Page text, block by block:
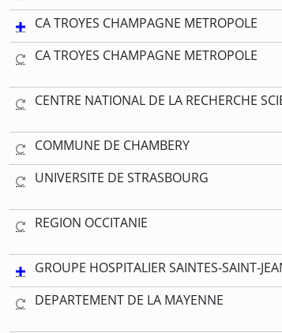
CA TROYES CHAMPAGNE METROPOLE
CA TROYES CHAMPAGNE METROPOLE
CENTRE NATIONAL DE LA RECHERCHE
COMMUNE DE CHAMBERY
UNIVERSITE DE STRASBOURG
REGION OCCITANIE
GROUPE HOSPITALIER SAINTES-SAINT-
DEPARTEMENT DE LA MAYENNE